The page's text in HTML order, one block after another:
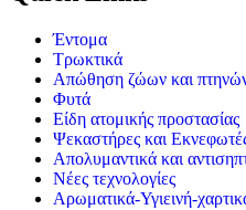
Έντομα
Τρωκτικά
Απώθηση ζώων και
Φυτά
Είδη ατομικής προστασίας
Ψεκαστήρες και
Απολυμαντικά και
Νέες τεχνολογίες
Αρωματικά-Υγιεινή-